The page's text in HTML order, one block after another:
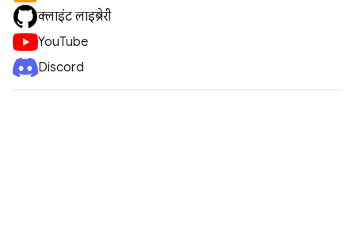
क्लाइंट लाइब्रेरी
YouTube
Discord